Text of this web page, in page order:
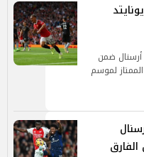
ضمن
الممتاز لموسم